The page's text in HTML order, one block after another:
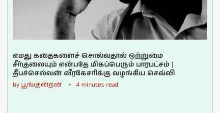
எமது கதைகளைச் சொல்வதால் ஒற்றுமை
சீர்குலையும் என்பதே மிகப்பெரும் பாரபட்சம் |
தீபச்செல்வன் வீரகேசரிக்கு வழங்கிய செவ்வி
by பூங்குன்றன் 4 minutes read